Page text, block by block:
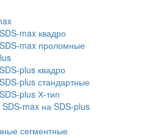
max квадро
max проломные
plus квадро
plus стандартные
plus Х-тип
max на SDS-plus
сегментные